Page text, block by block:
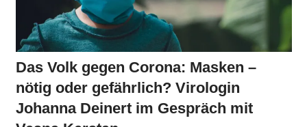
Das Volk gegen Corona: Masken –
nötig oder gefährlich? Virologin
Johanna Deinert im Gespräch mit